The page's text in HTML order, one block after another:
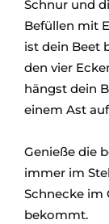
Schnur und
Befüllen mit
ist dein Beet
den vier
hängst dein
einem Ast
Genieße die
immer im
Schnecke im
bekommt.